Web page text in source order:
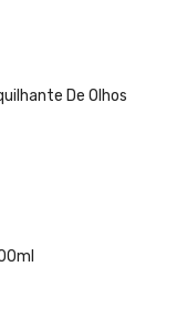
De Olhos